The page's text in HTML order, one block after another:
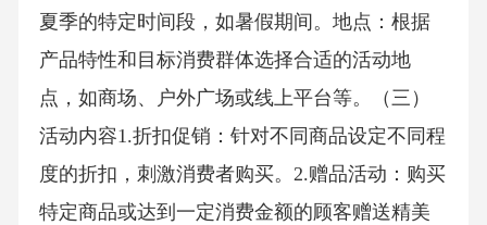
夏季的特定时间段，如暑假期间。地点：根据
产品特性和目标消费群体选择合适的活动地
点，如商场、户外广场或线上平台等。（三）
活动内容1.折扣促销：针对不同商品设定不同程
度的折扣，刺激消费者购买。2.赠品活动：购买
特定商品或达到一定消费金额的顾客赠送精美